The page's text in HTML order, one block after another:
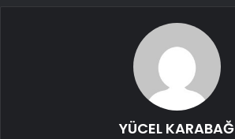
YÜCEL KARABAĞ